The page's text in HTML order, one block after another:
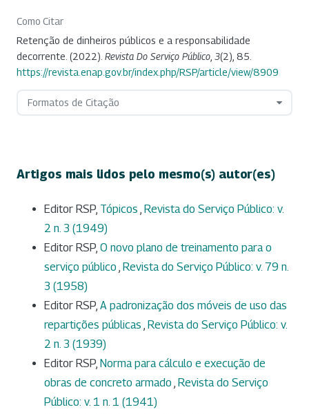
Como Citar
Retenção de dinheiros públicos e a responsabilidade
decorrente. (2022). Revista Do Serviço Público 3(2), 85.
https://revista.enap.gov.br/index.php/RSP/article/view/8909
Formatos de Citação
Artigos mais lidos pelo mesmo(s) autor(es)
Editor RSP, Tópicos , Revista do Serviço Público: v.
2 n. 3 (1949)
Editor RSP, O novo plano de treinamento para o
serviço público , Revista do Serviço Público: v. 79 n.
3 (1958)
Editor RSP, A padronização dos móveis de uso das
repartições públicas , Revista do Serviço Público: v.
2 n. 3 (1939)
Editor RSP, Norma para cálculo e execução de
obras de concreto armado , Revista do Serviço
Público: v. 1 n. 1 (1941)